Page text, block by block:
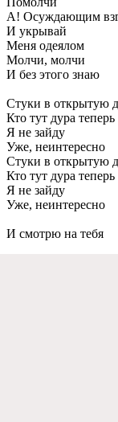
А! Осуждающим
И укрывай
Меня одеялом
Молчи, молчи
И без этого знаю
Стуки в открытую
Кто тут дура теперь
Я не зайду
Уже, неинтересно
Стуки в открытую
Кто тут дура теперь
Я не зайду
Уже, неинтересно
И смотрю на тебя